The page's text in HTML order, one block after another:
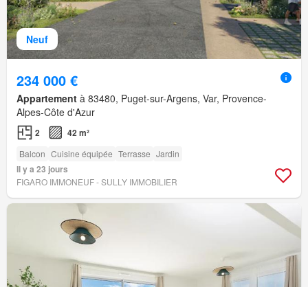
Neuf
234 000 €
Appartement à 83480, Puget-sur-Argens, Var, Provence-
Alpes-Côte d'Azur
2 42 m²
Balcon Cuisine équipée Terrasse Jardin
Il y a 23 jours
FIGARO IMMONEUF - SULLY IMMOBILIER